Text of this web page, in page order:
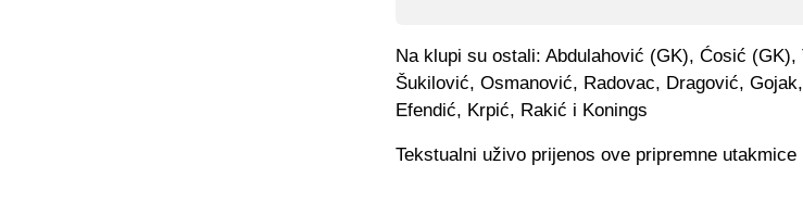
Na klupi su ostali: Abdulahović (GK), Ćosić (GK),
Šukilović, Osmanović, Radovac, Dragović,
Efendić, Krpić, Rakić i Konings
Tekstualni uživo prijenos ove pripremne